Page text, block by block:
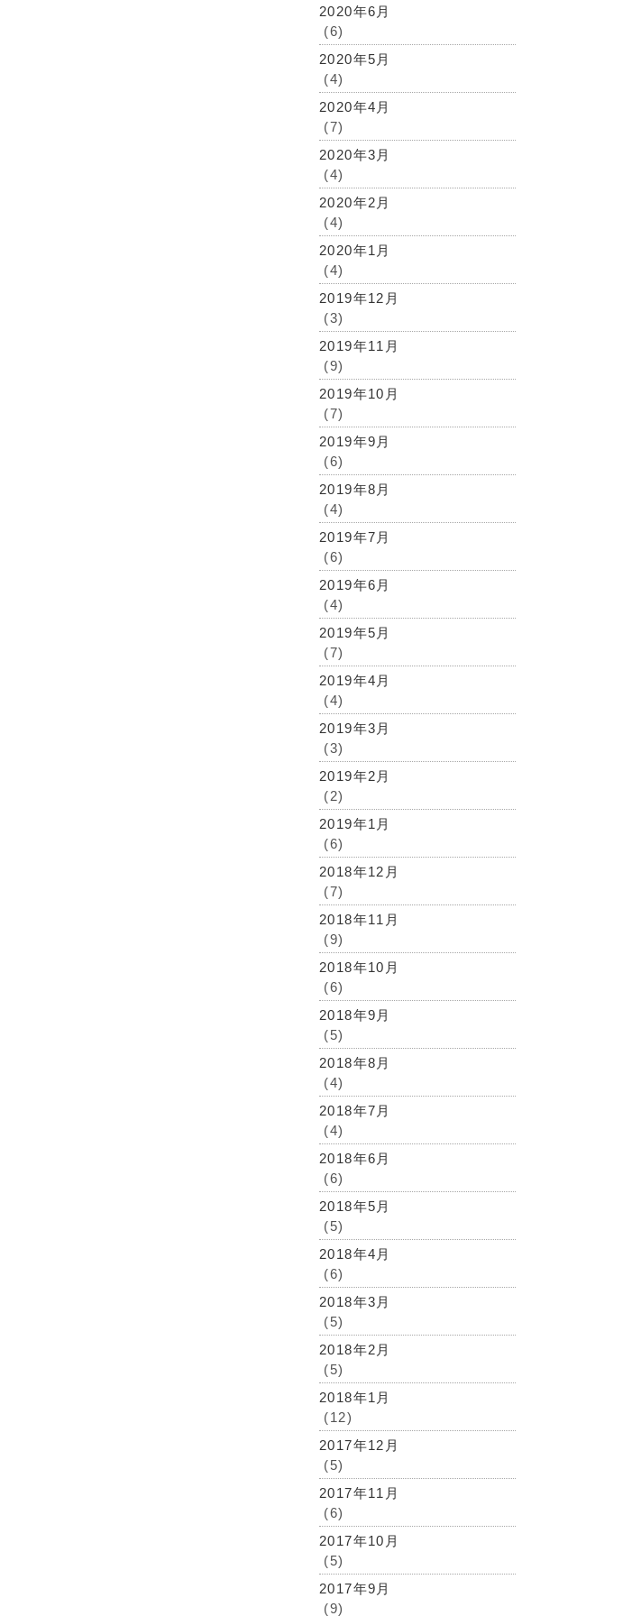
2020年6月
(6)
2020年5月
(4)
2020年4月
(7)
2020年3月
(4)
2020年2月
(4)
2020年1月
(4)
2019年12月
(3)
2019年11月
(9)
2019年10月
(7)
2019年9月
(6)
2019年8月
(4)
2019年7月
(6)
2019年6月
(4)
2019年5月
(7)
2019年4月
(4)
2019年3月
(3)
2019年2月
(2)
2019年1月
(6)
2018年12月
(7)
2018年11月
(9)
2018年10月
(6)
2018年9月
(5)
2018年8月
(4)
2018年7月
(4)
2018年6月
(6)
2018年5月
(5)
2018年4月
(6)
2018年3月
(5)
2018年2月
(5)
2018年1月
(12)
2017年12月
(5)
2017年11月
(6)
2017年10月
(5)
2017年9月
(9)